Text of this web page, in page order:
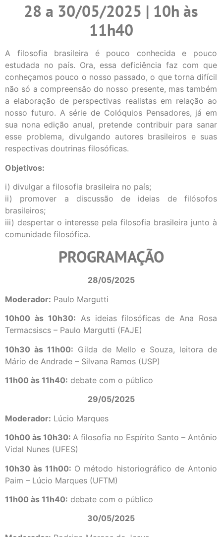
28 a 30/05/2025 | 10h às
11h40
A filosofia brasileira é pouco conhecida e pouco
estudada no país. Ora, essa deficiência faz com que
conheçamos pouco o nosso passado, o que torna difícil
não só a compreensão do nosso presente, mas também
a elaboração de perspectivas realistas em relação ao
nosso futuro. A série de Colóquios Pensadores, já em
sua nona edição anual, pretende contribuir para sanar
esse problema, divulgando autores brasileiros e suas
respectivas doutrinas filosóficas.
Objetivos:
i) divulgar a filosofia brasileira no país;
ii) promover a discussão de ideias de filósofos
brasileiros;
iii) despertar o interesse pela filosofia brasileira junto à
comunidade filosófica.
PROGRAMAÇÃO
28/05/2025
Moderador: Paulo Margutti
10h00 às 10h30: As ideias filosóficas de Ana Rosa
Termacsiscs – Paulo Margutti (FAJE)
10h30 às 11h00: Gilda de Mello e Souza, leitora de
Mário de Andrade – Silvana Ramos (USP)
11h00 às 11h40: debate com o público
29/05/2025
Moderador: Lúcio Marques
10h00 às 10h30:A filosofia no Espírito Santo – Antônio
Vidal Nunes (UFES)
10h30 às 11h00: O método historiográfico de Antonio
Paim – Lúcio Marques (UFTM)
11h00 às 11h40: debate com o público
30/05/2025